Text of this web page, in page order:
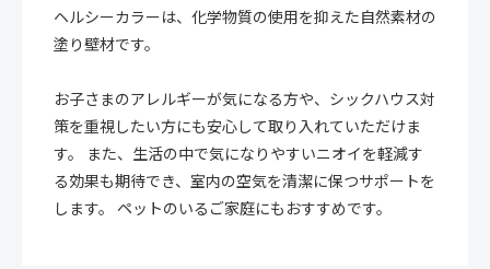
ヘルシーカラーは、化学物質の使用を抑えた自然素材の
塗り壁材です。
お子さまのアレルギーが気になる方や、シックハウス対
策を重視したい方にも安心して取り入れていただけま
す。 また、生活の中で気になりやすいニオイを軽減す
る効果も期待でき、室内の空気を清潔に保つサポートを
します。 ペットのいるご家庭にもおすすめです。